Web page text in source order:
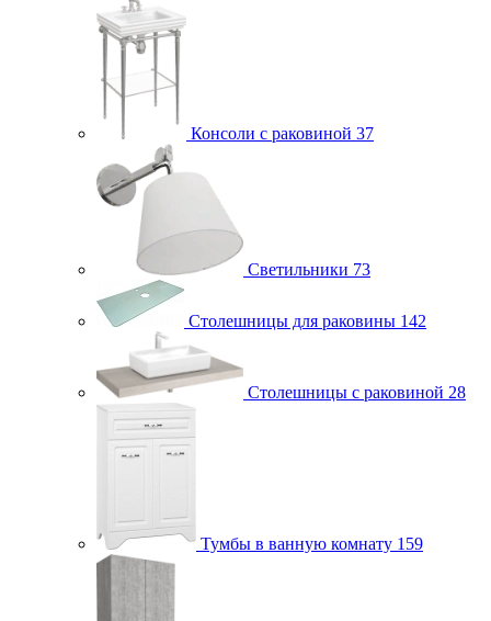
Консоли с раковиной 37
Светильники 73
Столешницы для раковины 142
Столешницы с раковиной 28
Тумбы в ванную комнату 159